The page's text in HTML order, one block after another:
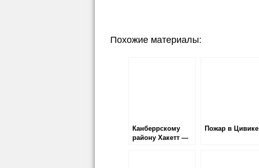
Похожие материалы:
Канберрскому
району Хакетт —
Пожар в Цивике